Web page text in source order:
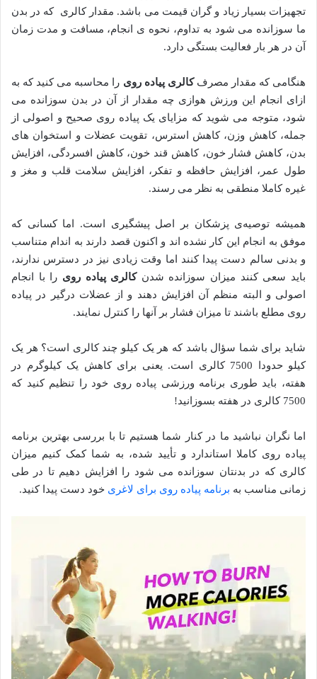
تجهیزات بسیار زیاد و گران قیمت می باشد. مقدار کالری که در بدن
ما سوزانده می شود به تداوم، نحوه ی انجام، مسافت و مدت زمان
آن در هر بار فعالیت بستگی دارد.
هنگامی که مقدار مصرفکالری پیاده روی را محاسبه می کنید که به
ازای انجام این ورزش هوازی چه مقدار از آن در بدن سوزانده می
شود، متوجه می شوید که مزایای یک پیاده روی صحیح و اصولی از
جمله، کاهش وزن، کاهش استرس، تقویت عضلات و استخوان های
بدن، کاهش فشار خون، کاهش قند خون، کاهش افسردگی، افزایش
طول عمر، افزایش حافظه و تفکر، افزایش سلامت قلب و مغز و
غیره کاملا منطقی به نظر می رسند.
همیشه توصیه‌ی پزشکان بر اصل پیشگیری است. اما کسانی که
موفق به انجام این کار نشده اند و اکنون قصد دارند به اندام متناسب
و بدنی سالم دست پیدا کنند اما وقت زیادی نیز در دسترس ندارند،
باید سعی کنند میزان سوزانده شدنکالری پیاده روی را با انجام
اصولی و البته منظم آن افزایش دهند و از عضلات درگیر در پیاده
روی مطلع باشند تا میزان فشار بر آنها را کنترل نمایند.
شاید برای شما سؤال باشد که هر یک کیلو چند کالری است؟ هر یک
کیلو حدودا 7500 کالری است. یعنی برای کاهش یک کیلوگرم در
هفته، باید طوری برنامه ورزشی پیاده روی خود را تنظیم کنید که
7500 کالری در هفته بسوزانید!
اما نگران نباشید ما در کنار شما هستیم تا با بررسی بهترین برنامه
پیاده روی کاملا استاندارد و تأیید شده، به شما کمک کنیم میزان
کالری که در بدنتان سوزانده می شود را افزایش دهیم تا در طی
زمانی مناسب به برنامه پیاده روی برای لاغری خود دست پیدا کنید.